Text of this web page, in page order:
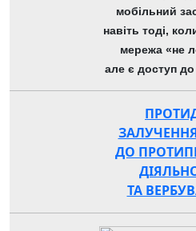
мобільний
навіть тоді,
мережа «не
але є доступ до
ДО
ТА